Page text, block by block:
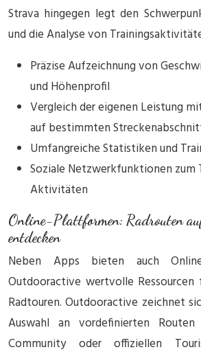
Strava hingegen legt den
und die Analyse von
Präzise Aufzeichnung von
und Höhenprofil
Vergleich der eigenen Leistung
auf bestimmten
Umfangreiche Statistiken und
Soziale Netzwerkfunktionen zum
Aktivitäten
Online-Plattformen: Radrouten
entdecken
Neben Apps bieten auch
Outdooractive wertvolle Ressourcen
Radtouren. Outdooractive zeichnet
Auswahl an vordefinierten
Community oder offiziellen